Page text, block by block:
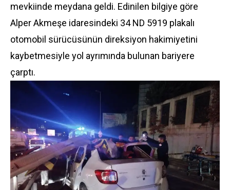
mevkiinde meydana geldi. Edinilen bilgiye göre
Alper Akmeşe idaresindeki 34 ND 5919 plakalı
otomobil sürücüsünün direksiyon hakimiyetini
kaybetmesiyle yol ayrımında bulunan bariyere
çarptı.